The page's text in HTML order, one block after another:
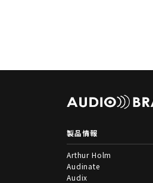
製品情報
Arthur Holm
Audinate
Audix